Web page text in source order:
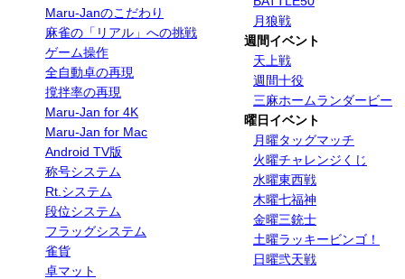
Maru-Janのこだわり
麻雀の「リアル」への挑戦
ゲーム操作
全自動卓の再現
撹拌率の再現
Maru-Jan for 4K
Maru-Jan for Mac
Android TV版
称号システム
Rt.システム
段位システム
フラッグシステム
雀貨
卓マット
月狼戦
週間イベント
天上戦
週間十役
三麻ホームランダービー
曜日イベント
月曜タッグマッチ
火曜チャレンジくじ
水曜東西戦
木曜七福神
金曜三銃士
土曜ラッキービンゴ！
日曜弐天戦